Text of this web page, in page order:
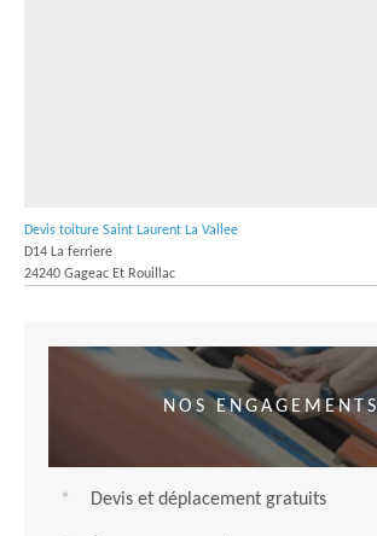
Devis toiture Saint Laurent La Vallee
D14 La ferriere
24240 Gageac Et Rouillac
NOS ENGAGEMENTS
Devis et déplacement gratuits